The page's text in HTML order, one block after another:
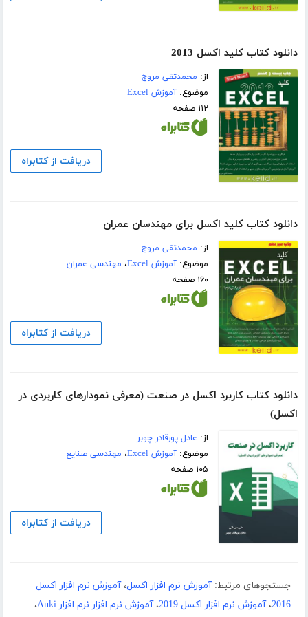
دانلود کتاب کلید اکسل 2013
از: محمدتقی مروج
موضوع:آموزش Excel
۱۱۲ صفحه
دریافت از کتابراه
دانلود کتاب کلید اکسل برای مهندسان عمران
از: محمدتقی مروج
موضوع:آموزش Excel ، مهندسی عمران
۱۶۰ صفحه
دریافت از کتابراه
دانلود کتاب کاربرد اکسل در صنعت (معرفی نمودارهای کاربردی در
اکسل)
از: عادل پورقادر چوبر
موضوع:آموزش Excel ، مهندسی صنایع
۱۰۵ صفحه
دریافت از کتابراه
جستجوهای مرتبط: آموزش نرم افزار اکسل،آموزش نرم افزار اکسل
2016،آموزش نرم افزار اکسل 2019 ،آموزش نرم افزار نرم افزار Anki
،